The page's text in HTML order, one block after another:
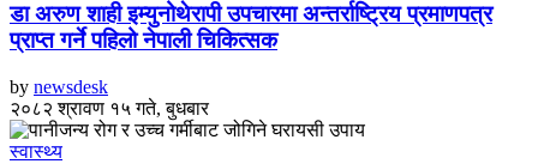
डा अरुण शाही इम्युनोथेरापी उपचारमा अन्तर्राष्ट्रिय प्रमाणपत्र
प्राप्त गर्ने पहिलो नेपाली चिकित्सक
by newsdesk
२०८२ श्रावण १५ गते, बुधबार
स्वास्थ्य